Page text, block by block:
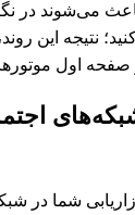
می‌شوند در
نتیجه این
اول
شما در